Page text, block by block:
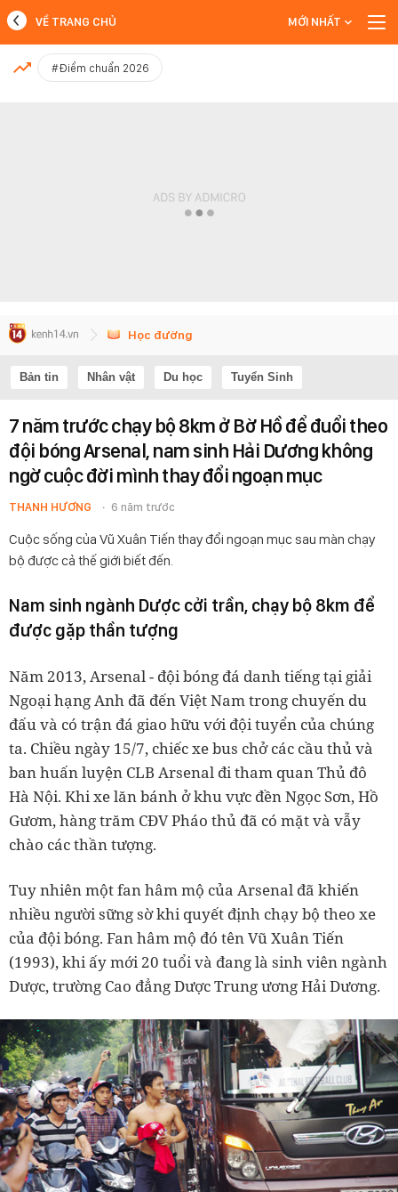
MỚI NHẤT
VỀ TRANG CHỦ MỚI NHẤT
#Điểm chuẩn 2026
Học đường
Bản tin Nhân vật Du học Tuyển Sinh
7 năm trước chạy bộ 8km ở Bờ Hồ để đuổi theo
đội bóng Arsenal, nam sinh Hải Dương không
ngờ cuộc đời mình thay đổi ngoạn mục
THANH HƯƠNG 6 năm trước
Cuộc sống của Vũ Xuân Tiến thay đổi ngoạn mục sau màn chạy
bộ được cả thế giới biết đến.
Nam sinh ngành Dược cởi trần, chạy bộ 8km để
được gặp thần tượng
Năm 2013, Arsenal - đội bóng đá danh tiếng tại giải
Ngoại hạng Anh đã đến Việt Nam trong chuyến du
đấu và có trận đá giao hữu với đội tuyển của chúng
ta. Chiều ngày 15/7, chiếc xe bus chở các cầu thủ và
ban huấn luyện CLB Arsenal đi tham quan Thủ đô
Hà Nội. Khi xe lăn bánh ở khu vực đền Ngọc Sơn, Hồ
Gươm, hàng trăm CĐV Pháo thủ đã có mặt và vẫy
chào các thần tượng.
Tuy nhiên một fan hâm mộ của Arsenal đã khiến
nhiều người sững sờ khi quyết định chạy bộ theo xe
của đội bóng. Fan hâm mộ đó tên Vũ Xuân Tiến
(1993), khi ấy mới 20 tuổi và đang là sinh viên ngành
Dược, trường Cao đẳng Dược Trung ương Hải Dương.